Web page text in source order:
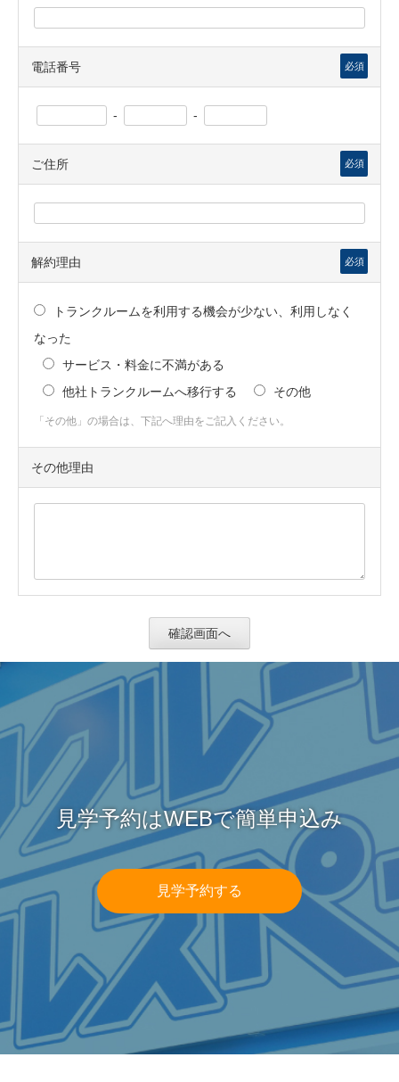
電話番号 必須
- -
ご住所 必須
解約理由 必須
トランクルームを利用する機会が少ない、利用しなく
なった
サービス・料金に不満がある
他社トランクルームへ移行する
その他
「その他」の場合は、下記へ理由をご記入ください。
その他理由
見学予約はWEBで簡単申込み
見学予約する